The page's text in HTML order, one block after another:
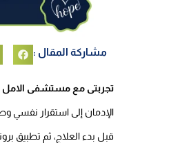
مشاركة المقال :
تجربتى مع مستشفى الامل
الإدمان إلى استقرار نفسي
قبل بدء العلاج، ثم تطبيق